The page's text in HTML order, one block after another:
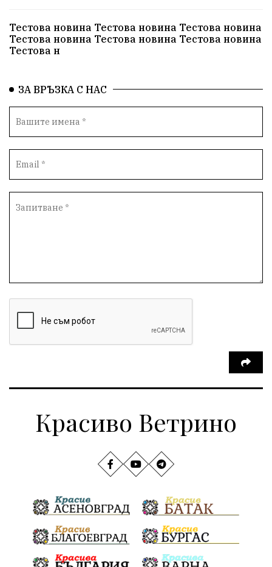
Тестова новина Тестова новина Тестова новина
Тестова новина Тестова новина Тестова новина
Тестова н
ЗА ВРЪЗКА С НАС
Красиво Ветрино